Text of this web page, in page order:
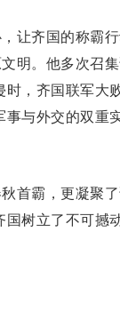
让齐国的称霸
明。他多次召
，齐国联军大
事与外交的双重
首霸，更凝聚
树立了不可撼